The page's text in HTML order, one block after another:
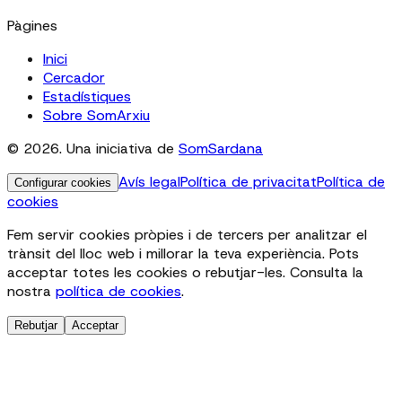
Pàgines
Inici
Cercador
Estadístiques
Sobre SomArxiu
© 2026. Una iniciativa de SomSardana
Configurar cookies Avís legalPolítica de privacitatPolítica de
cookies
Fem servir cookies pròpies i de tercers per analitzar el
trànsit del lloc web i millorar la teva experiència. Pots
acceptar totes les cookies o rebutjar-les. Consulta la
nostra política de cookies.
Rebutjar Acceptar